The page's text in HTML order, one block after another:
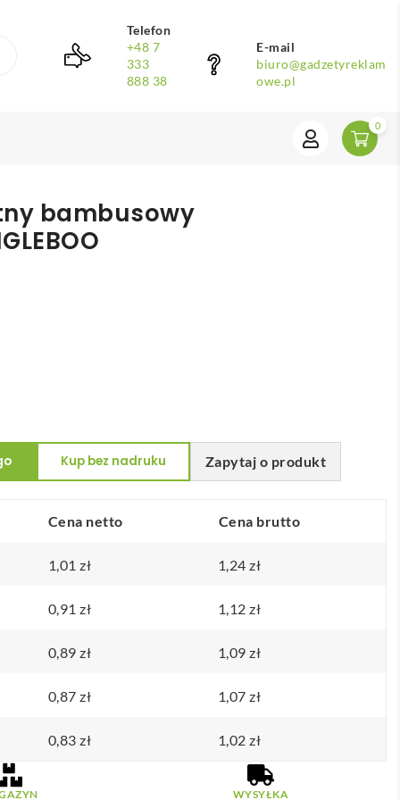
Telefon
+48 7
333
888 38
E-mail
biuro@gadzetyreklam
owe.pl
0
bambusowy
Zapytaj o produkt
Kup bez nadruku
Cena netto Cena brutto
1,01zł 1,24zł
0,91zł 1,12zł
0,89zł 1,09zł
0,87zł 1,07zł
0,83zł 1,02zł
WYSYŁKA